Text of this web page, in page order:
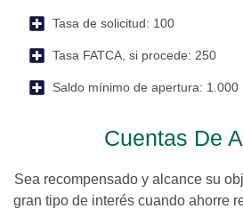
Tasa de solicitud: 100
Tasa FATCA, si procede: 250
Saldo mínimo de apertura: 1.000
Cuentas De
Sea recompensado y alcance su
gran tipo de interés cuando ahorre